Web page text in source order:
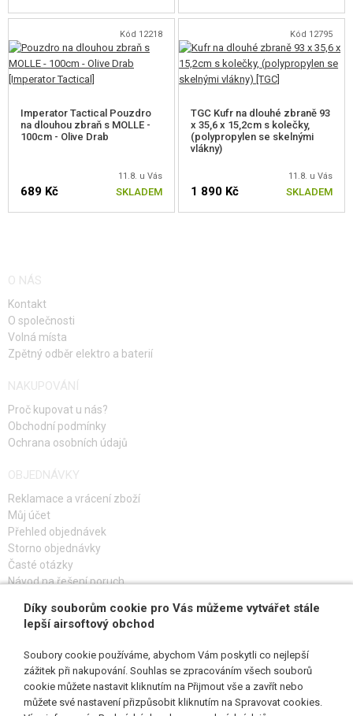
Kód 12218
Imperator Tactical Pouzdro
na dlouhou zbraň s MOLLE -
100cm - Olive Drab
11.8. u Vás
689 Kč SKLADEM
Kód 12795
TGC Kufr na dlouhé zbraně 93
x 35,6 x 15,2cm s kolečky,
(polypropylen se skelnými
vlákny)
11.8. u Vás
1 890 Kč SKLADEM
O NÁS
Kontakt
O společnosti
Volná místa
Zpětný odběr elektro a baterií
NAKUPOVÁNÍ
Proč kupovat u nás?
Obchodní podmínky
Ochrana osobních údajů
OBJEDNÁVKY
Reklamace a vrácení zboží
Můj účet
Přehled objednávek
Storno objednávky
Časté otázky
Návod na řešení poruch
PŘIHLAŠ SE K ODBĚRU
SLEDUJ NÁS
Díky souborům cookie pro Vás můžeme vytvářet stále
lepší airsoftový obchod
Soubory cookie používáme, abychom Vám poskytli co nejlepší
zážitek při nakupování. Souhlas se zpracováním všech souborů
cookie můžete nastavit kliknutím na Přijmout vše a zavřít nebo
můžete své nastavení přizpůsobit kliknutím na Spravovat cookies.